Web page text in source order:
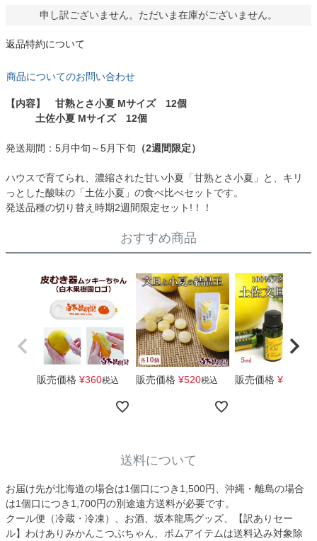
申し訳ございません。ただいま在庫がございません。
返品特約について
商品についてのお問い合わせ
【内容】 甘熟とさ小夏 Mサイズ 12個
土佐小夏 Mサイズ 12個
発送期間：5月中旬～5月下旬 （2週間限定）
ハウスで育てられ、濃縮された甘い小夏「甘熟とさ小夏」と、キリ
っとした酸味の「土佐小夏」の食べ比べセットです。
発送品種の切り替え時期2週間限定セット!！！
おすすめ商品
販売価格 ¥360税込 販売価格 ¥520税込 販売価格 ¥
送料について
お届け先が北海道の場合は1個口につき1,500円、沖縄・離島の場合
は1個口につき1,700円の別途遠方送料が必要です。
クール便（冷蔵・冷凍）、お酒、坂本龍馬グッズ、【訳ありセー
ル】わけありみかんこつぶちゃん、ポムアイテムは送料込み対象除